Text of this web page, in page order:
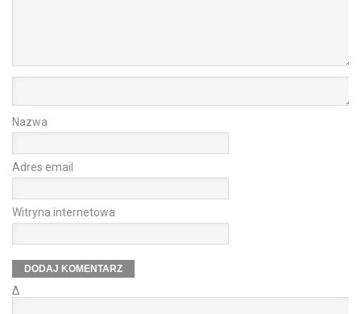
Nazwa
Adres email
Witryna internetowa
Δ